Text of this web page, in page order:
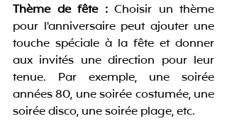
Thème de fête : Choisir un thème
pour l'anniversaire peut ajouter une
touche spéciale à la fête et donner
aux invités une direction pour leur
tenue. Par exemple, une soirée
années 80, une soirée costumée, une
soirée disco, une soirée plage, etc.